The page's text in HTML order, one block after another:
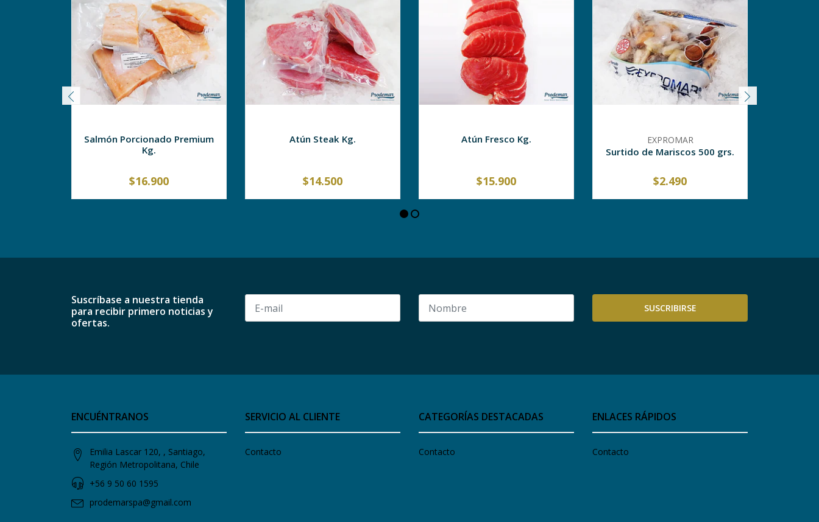
Salmón Porcionado Premium
Kg.
+
$16.900
Atún Steak Kg.
+
$14.500
Atún Fresco Kg.
+
$15.900
EXPROMAR
Surtido de Mariscos 500 grs.
+
$2.490
Suscríbase a nuestra tienda
para recibir primero noticias y
ofertas.
SUSCRIBIRSE
ENCUÉNTRANOS
Emilia Lascar 120, , Santiago,
Región Metropolitana, Chile
+56 9 50 60 1595
prodemarspa@gmail.com
SERVICIO AL CLIENTE
Contacto
CATEGORÍAS DESTACADAS
Contacto
ENLACES RÁPIDOS
Contacto